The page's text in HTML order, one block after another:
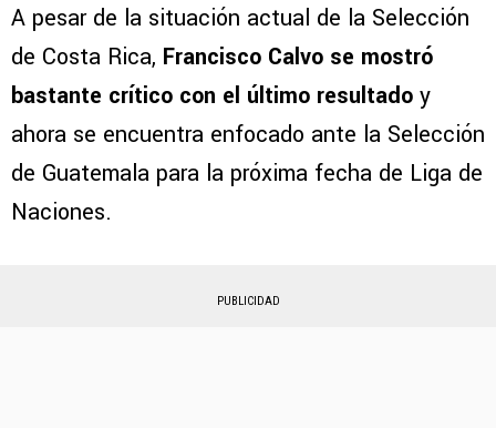
A pesar de la situación actual de la Selección
de Costa Rica, Francisco Calvo se mostró
bastante crítico con el último resultado y
ahora se encuentra enfocado ante la Selección
de Guatemala para la próxima fecha de Liga de
Naciones.
PUBLICIDAD